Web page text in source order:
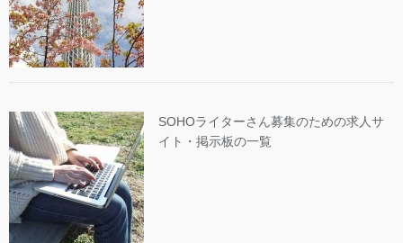
SOHOライターさん募集のための求人サ
イト・掲示板の一覧